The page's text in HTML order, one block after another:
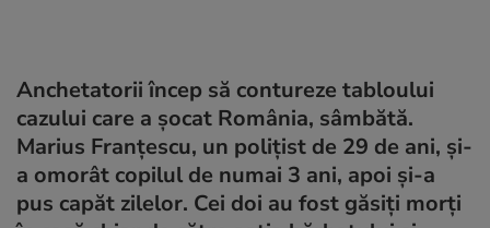
Anchetatorii încep să contureze tabloului
cazului care a șocat România, sâmbătă.
Marius Franțescu, un polițist de 29 de ani, și-
a omorât copilul de numai 3 ani, apoi și-a
pus capăt zilelor. Cei doi au fost găsiți morți